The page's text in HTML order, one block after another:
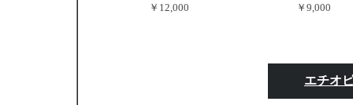
￥12,000
￥9,000
エチオ